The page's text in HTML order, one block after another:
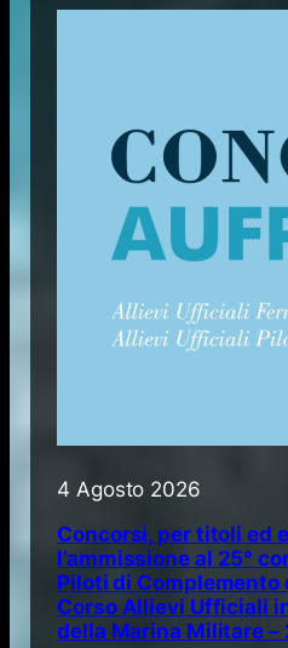
4 Agosto 2026
Concorsi, per titoli ed
l’ammissione al 25°
Piloti di Complemento
Corso Allievi Ufficiali
della Marina Militare –